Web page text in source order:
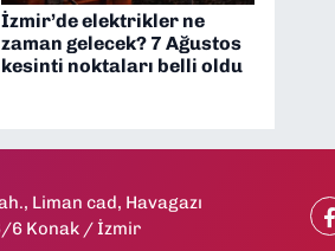
İzmir’de elektrikler ne
zaman gelecek? 7 Ağustos
kesinti noktaları belli oldu
Liman cad, Havagazı
6 Konak / İzmir